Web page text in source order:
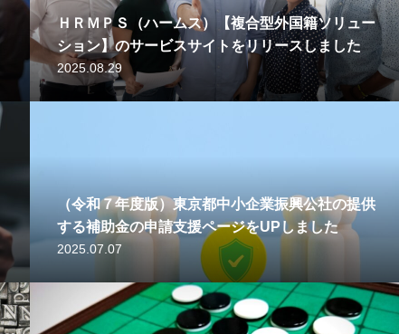
ＨＲＭＰＳ（ハームス）【複合型外国籍ソリュー
ション】のサービスサイトをリリースしました
2025.08.29
（令和７年度版）東京都中小企業振興公社の提供
する補助金の申請支援ページをUPしました
2025.07.07